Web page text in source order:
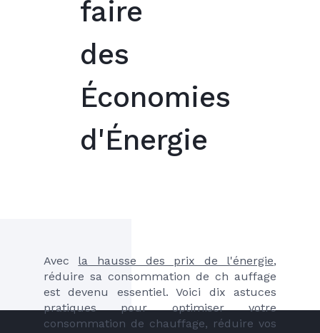
faire
des
Économies
d'Énergie
Avec la hausse des prix de l'énergie,
réduire sa consommation de ch auffage
est devenu essentiel. Voici dix astuces
pratiques pour optimiser votre
consommation de chauffage, réduire vos